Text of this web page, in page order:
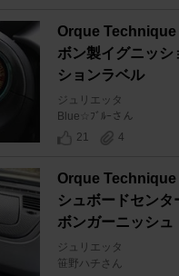
Orque Technique
ボン製イグニッシ
ションラベル
ジュリエッタ
Blue☆ﾌﾞﾙｰさん
21
4
Orque Technique
シュボードセンタ
ボンガーニッシュ
ジュリエッタ
笹野ハチさん